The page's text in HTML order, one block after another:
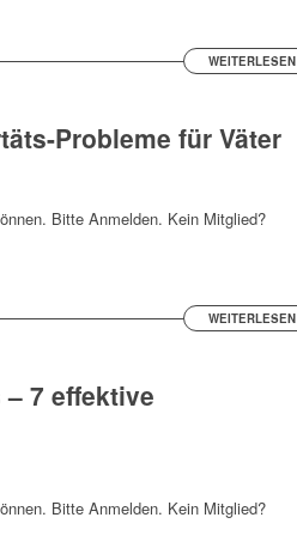
WEITERLESEN
Probleme für Väter
Bitte Anmelden. Kein Mitglied?
WEITERLESEN
7 effektive
Bitte Anmelden. Kein Mitglied?